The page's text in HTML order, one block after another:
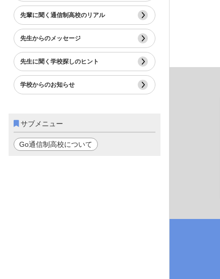
先輩に聞く通信制高校のリアル
先生からのメッセージ
先生に聞く学校探しのヒント
学校からのお知らせ
サブメニュー
Go通信制高校について